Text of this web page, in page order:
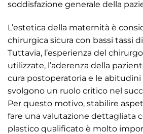
soddisfazione generale della
L’estetica della maternità è
chirurgica sicura con bassi tassi
Tuttavia, l’esperienza del
utilizzate, l’aderenza della
cura postoperatoria e le abitudini
svolgono un ruolo critico nel
Per questo motivo, stabilire
fare una valutazione dettagliata
plastico qualificato è molto